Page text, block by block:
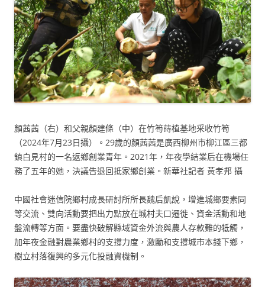
顏茜茜（右）和父親顏建條（中）在竹筍蒔植基地采收竹筍
（2024年7月23日攝）。29歲的顏茜茜是廣西柳州市柳江區三都
鎮白見村的一名返鄉創業青年。2021年，年夜學結業后在機場任
務了五年的她，決議告退回抵家鄉創業。新華社記者 黃孝邦 攝
中國社會迷信院鄉村成長研討所所長魏后凱說，增進城鄉要素同
等交流、雙向活動要把出力點放在城村夫口遷徙、資金活動和地
盤流轉等方面。要盡快破解縣域資金外流與農人存款難的牴觸，
加年夜金融對農業鄉村的支撐力度，激勵和支撐城市本錢下鄉，
樹立村落復興的多元化投融資機制。